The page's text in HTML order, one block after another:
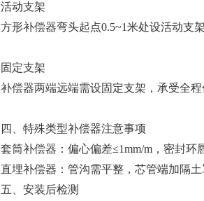
‌活动支架‌
方形补偿器弯头起点0.5~1米处设活动支
‌固定支架‌
补偿器两端远端需设固定支架，承受全程
‌四、特殊类型补偿器注意事项‌
套筒补偿器‌：偏心偏差≤1mm/m，密封环
直埋补偿器‌：管沟需平整，芯管端加隔土
‌五、安装后检测‌